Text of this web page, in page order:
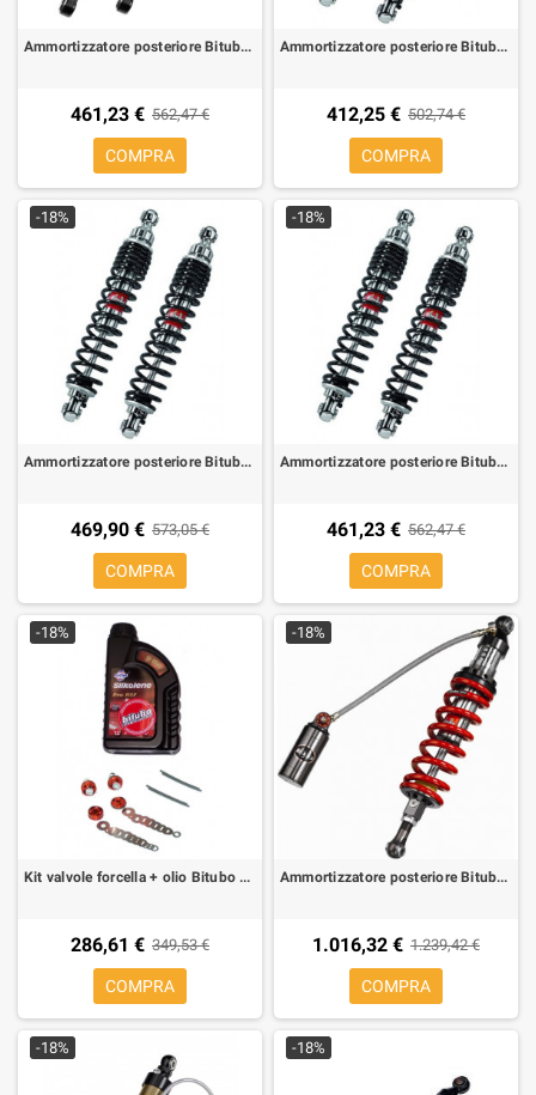
Ammortizzatore posteriore Bitubo WME02 per Aprilia Atlantic 500 01-05 (1 coppia)
461,23 € 562,47 €
COMPRA
Ammortizzatore posteriore Bitubo WME02 per Aprilia Classic 125 96-02
412,25 € 502,74 €
COMPRA
-18%
Ammortizzatore posteriore Bitubo WME02 per Aprilia Scarabeo 400/500 light 06-
469,90 € 573,05 €
COMPRA
-18%
Ammortizzatore posteriore Bitubo WME02 per Aprilia Scarabeo 500 03-07
461,23 € 562,47 €
COMPRA
-18%
Kit valvole forcella + olio Bitubo per Aprilia RSV 1000/Tuono/SL 1000 per forcella Showa
286,61 € 349,53 €
COMPRA
-18%
Ammortizzatore posteriore Bitubo CLU11 per Aprilia RS 250 94-02
1.016,32 € 1.239,42 €
COMPRA
-18% -18%